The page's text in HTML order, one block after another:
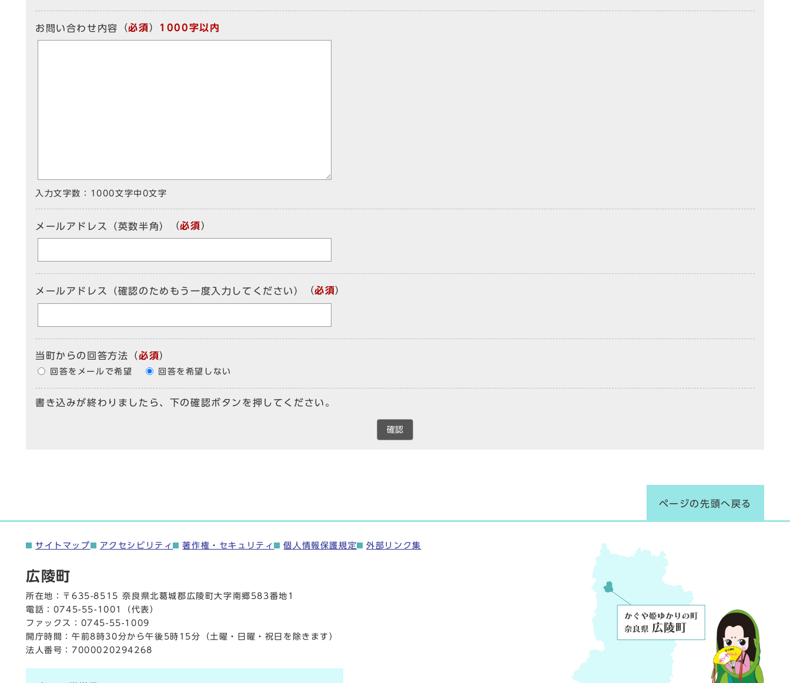
お問い合わせ内容 （必須） 1000字以内
入力文字数： 1000文字中 0文字
メールアドレス（英数半角） （必須）
メールアドレス（確認のためもう一度入力してください） （必須）
当町からの回答方法 （必須）
回答をメールで希望 回答を希望しない
書き込みが終わりましたら、下の確認ボタンを押してください。
確認
ページの先頭へ戻る
サイトマップ アクセシビリティ 著作権・セキュリティ 個人情報保護規定 外部リンク集
広陵町
所在地：〒635-8515 奈良県北葛城郡広陵町大字南郷583番地1
電話： 0745-55-1001
（代表）
ファックス：0745-55-1009
開庁時間：午前8時30分から午後5時15分（土曜・日曜・祝日を除きます）
法人番号：7000020294268